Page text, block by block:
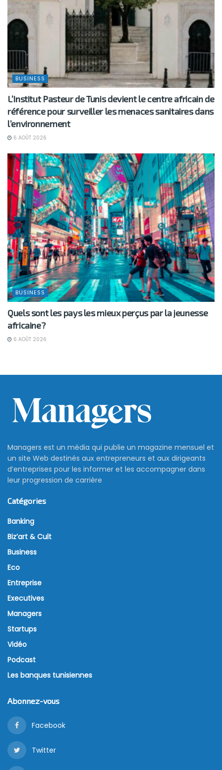
BUSINESS
L’Institut Pasteur de Tunis devient le centre africain de
référence pour surveiller les menaces sanitaires dans
l’environnement
6 AOÛT 2026
BUSINESS
Quels sont les pays les mieux perçus par la jeunesse
africaine?
6 AOÛT 2026
Managers est un média qui publie un magazine mensuel et
un site Web destinés aux entrepreneurs et aux dirigeants
d’entreprises pour les informer et les accompagner dans
leur progression de carrière
Catégories
Banking
Biz’art & Cult
Business
Eco
Entreprise
Executives
Managers
Startups
Vidéo
Podcast
Les banques tunisiennes
Abonnez-vous
Facebook
Twitter